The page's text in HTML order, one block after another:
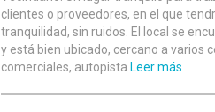
clientes o proveedores, en el que
tranquilidad, sin ruidos. El local se
y está bien ubicado, cercano a varios
comerciales, autopista Leer más